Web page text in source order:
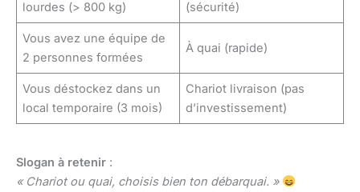
lourdes (> 800 kg) (sécurité)
Vous avez une équipe de
2 personnes formées
À quai (rapide)
Vous déstockez dans un
local temporaire (3 mois)
Chariot livraison (pas
d’investissement)
Slogan à retenir :
« Chariot ou quai, choisis bien ton débarquai. »